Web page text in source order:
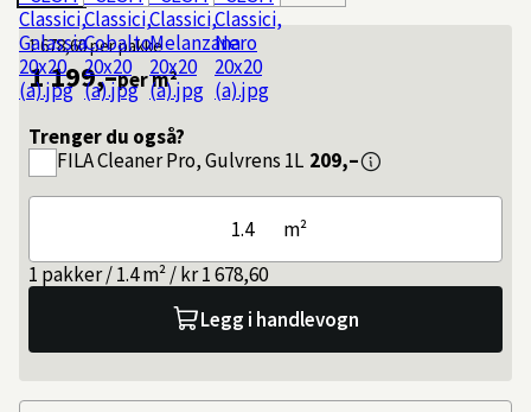
1 678,60per pakke
1 199,–per m²
Trenger du også?
FILACleaner Pro, Gulvrens 1L 209,–
m²
1 pakker / 1.4 m² / kr 1 678,60
Legg i handlevogn